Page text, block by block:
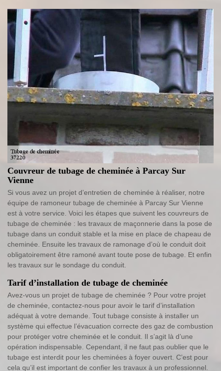
Couvreur de tubage de cheminée à Parcay Sur
Vienne
Si vous avez un projet d’entretien de cheminée à réaliser, notre
équipe de ramoneur tubage de cheminée à Parcay Sur Vienne
est à votre service. Voici les étapes que suivent les couvreurs de
tubage de cheminée : les travaux de maçonnerie dans la pose de
tubage dans un conduit stable et la mise en place de chapeau de
cheminée. Ensuite les travaux de ramonage d’où le conduit doit
obligatoirement être ramoné avant toute pose de tubage. Et enfin
les travaux sur le sondage du conduit.
Tarif d’installation de tubage de cheminée
Avez-vous un projet de tubage de cheminée ? Pour votre projet
de cheminée, contactez-nous pour avoir le tarif d’installation
adéquat à votre demande. Tout tubage consiste à installer un
système qui effectue l’évacuation correcte des gaz de combustion
pour protéger votre cheminée et le conduit. Il s’agit là d’une
opération indispensable. Cependant, il ne faut pas oublier que le
tubage est interdit pour les cheminées à foyer ouvert. C’est pour
cela qu’il est important de confier les travaux à un professionnel.